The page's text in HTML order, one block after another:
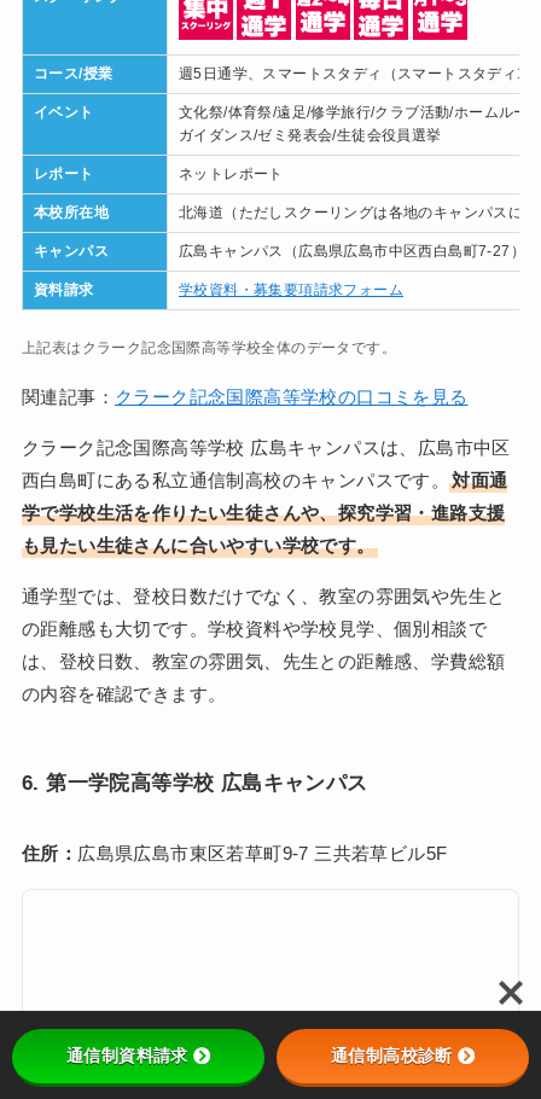
コース/授業 週5日通学、スマートスタディ（スマートスタディ1
イベント
文化祭/体育祭/遠足/修学旅行/クラブ活動/ホームルー
ガイダンス/ゼミ発表会/生徒会役員選挙
レポート ネットレポート
本校所在地 北海道（ただしスクーリングは各地のキャンパスに
キャンパス 広島キャンパス（広島県広島市中区西白島町7-27）
資料請求 学校資料・募集要項請求フォーム
上記表はクラーク記念国際高等学校全体のデータです。
関連記事： クラーク記念国際高等学校の口コミを見る
クラーク記念国際高等学校 広島キャンパスは、広島市中区
西白島町にある私立通信制高校のキャンパスです。対面通
学で学校生活を作りたい生徒さんや、探究学習・進路支援
も見たい生徒さんに合いやすい学校です。
通学型では、登校日数だけでなく、教室の雰囲気や先生と
の距離感も大切です。学校資料や学校見学、個別相談で
は、登校日数、教室の雰囲気、先生との距離感、学費総額
の内容を確認できます。
6. 第一学院高等学校 広島キャンパス
住所： 広島県広島市東区若草町9-7 三共若草ビル5F
通信制資料請求 通信制高校診断